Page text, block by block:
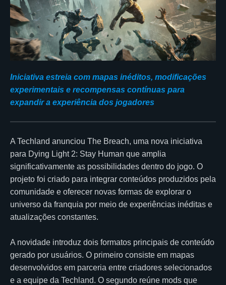
Iniciativa estreia com mapas inéditos, modificações
experimentais e recompensas contínuas para
expandir a experiência dos jogadores
A Techland anunciou The Breach, uma nova iniciativa
para Dying Light 2: Stay Human que amplia
significativamente as possibilidades dentro do jogo. O
projeto foi criado para integrar conteúdos produzidos pela
comunidade e oferecer novas formas de explorar o
universo da franquia por meio de experiências inéditas e
atualizações constantes.
A novidade introduz dois formatos principais de conteúdo
gerado por usuários. O primeiro consiste em mapas
desenvolvidos em parceria entre criadores selecionados
e a equipe da Techland. O segundo reúne mods que